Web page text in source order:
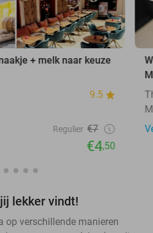
+ melk naar keuze
9.5
Regulier €7
€4,50
lekker vindt!
op verschillende manieren